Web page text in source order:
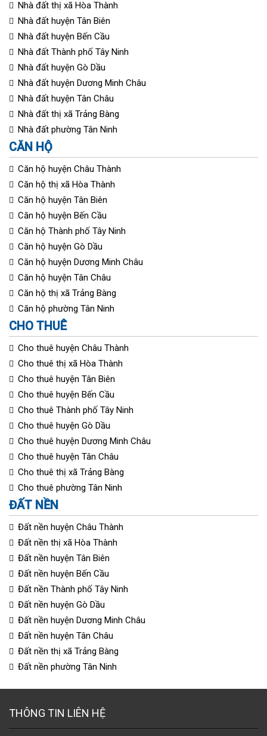
Nhà đất thị xã Hòa Thành
Nhà đất huyện Tân Biên
Nhà đất huyện Bến Cầu
Nhà đất Thành phố Tây Ninh
Nhà đất huyện Gò Dầu
Nhà đất huyện Dương Minh Châu
Nhà đất huyện Tân Châu
Nhà đất thị xã Trảng Bàng
Nhà đất phường Tân Ninh
CĂN HỘ
Căn hộ huyện Châu Thành
Căn hộ thị xã Hòa Thành
Căn hộ huyện Tân Biên
Căn hộ huyện Bến Cầu
Căn hộ Thành phố Tây Ninh
Căn hộ huyện Gò Dầu
Căn hộ huyện Dương Minh Châu
Căn hộ huyện Tân Châu
Căn hộ thị xã Trảng Bàng
Căn hộ phường Tân Ninh
CHO THUÊ
Cho thuê huyện Châu Thành
Cho thuê thị xã Hòa Thành
Cho thuê huyện Tân Biên
Cho thuê huyện Bến Cầu
Cho thuê Thành phố Tây Ninh
Cho thuê huyện Gò Dầu
Cho thuê huyện Dương Minh Châu
Cho thuê huyện Tân Châu
Cho thuê thị xã Trảng Bàng
Cho thuê phường Tân Ninh
ĐẤT NỀN
Đất nền huyện Châu Thành
Đất nền thị xã Hòa Thành
Đất nền huyện Tân Biên
Đất nền huyện Bến Cầu
Đất nền Thành phố Tây Ninh
Đất nền huyện Gò Dầu
Đất nền huyện Dương Minh Châu
Đất nền huyện Tân Châu
Đất nền thị xã Trảng Bàng
Đất nền phường Tân Ninh
THÔNG TIN LIÊN HỆ